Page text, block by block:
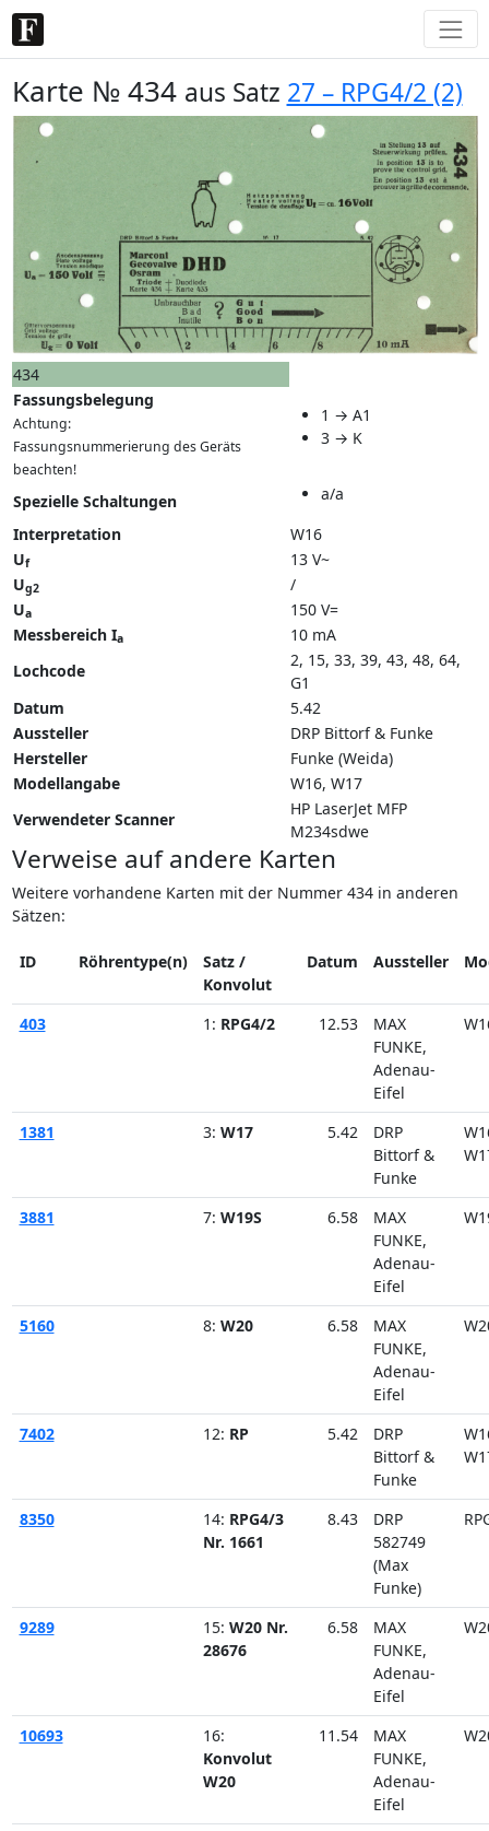
Karte № 434 aus Satz 27 – RPG4/2 (2)
434
Fassungsbelegung
Achtung:
Fassungsnummerierung des Geräts
beachten!
1 → A1
3 → K
Spezielle Schaltungen
a/a
Interpretation
W16
Uf
13 V~
Ug2
/
Ua
150 V=
Messbereich Ia
10 mA
Lochcode
2, 15, 33, 39, 43, 48, 64,
G1
Datum
5.42
Aussteller
DRP Bittorf & Funke
Hersteller
Funke (Weida)
Modellangabe
W16 W17
Verwendeter Scanner
HP LaserJet MFP
M234sdwe
Verweise auf andere Karten
Weitere vorhandene Karten mit der Nummer 434 in anderen
Sätzen:
ID Röhrentype(n)
Satz /
Konvolut
Datum Aussteller
403 1: RPG4/2 12.53
MAX
FUNKE,
Adenau-
Eifel
1381 3: W17 5.42
DRP
Bittorf &
Funke
3881 7: W19S 6.58
MAX
FUNKE,
Adenau-
Eifel
5160 8: W20 6.58
MAX
FUNKE,
Adenau-
Eifel
7402 12: RP 5.42
DRP
Bittorf &
Funke
8350 14: RPG4/3
Nr. 1661
8.43
DRP
582749
(Max
Funke)
9289 15: W20 Nr.
28676
6.58
MAX
FUNKE,
Adenau-
Eifel
10693
16:
Konvolut
W20
11.54
MAX
FUNKE,
Adenau-
Eifel